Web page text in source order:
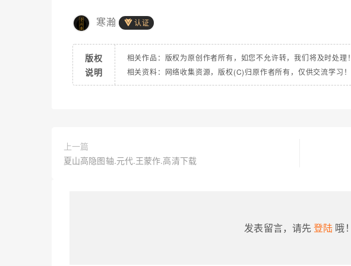
寒瀚 认证
版权
说明
相关作品：版权为原创作者所有，如您不允许转，我们将及时处理！
相关资料：网络收集资源，版权(C)归原作者所有，仅供交流学习！
上一篇
夏山高隐图轴.元代.王蒙作.高清下载
发表留言，请先登陆 哦！